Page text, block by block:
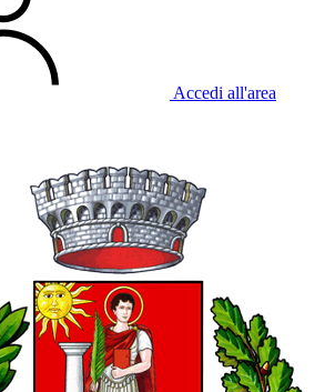
Accedi all'area